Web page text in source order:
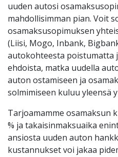
uuden autosi
mahdollisimman pian. Voit
osamaksusopimuksen
(Liisi, Mogo, Inbank,
autokohteesta poistumatta
ehdoista, matka uudella
auton ostamiseen ja
solmimiseen kuluu yleensä
Tarjoamamme osamaksun
% ja takaisinmaksuaika
ansiosta uuden auton
kustannukset voi jakaa